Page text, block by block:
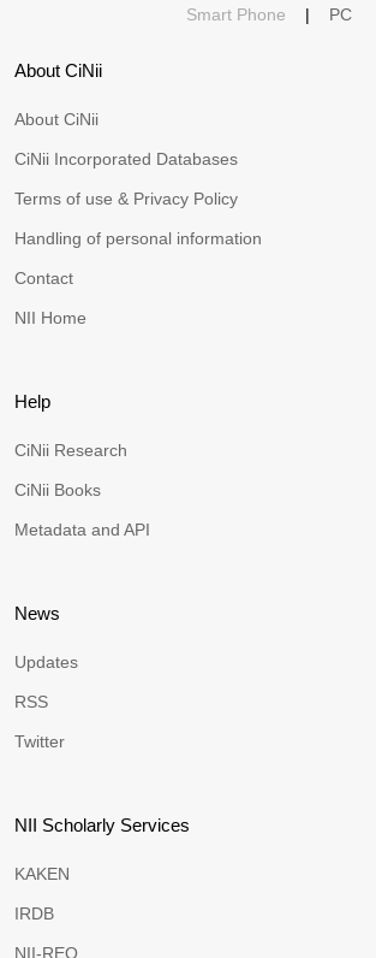
Smart Phone | PC
About CiNii
About CiNii
CiNii Incorporated Databases
Terms of use & Privacy Policy
Handling of personal information
Contact
NII Home
Help
CiNii Research
CiNii Books
Metadata and API
News
Updates
RSS
Twitter
NII Scholarly Services
KAKEN
IRDB
NII-REO